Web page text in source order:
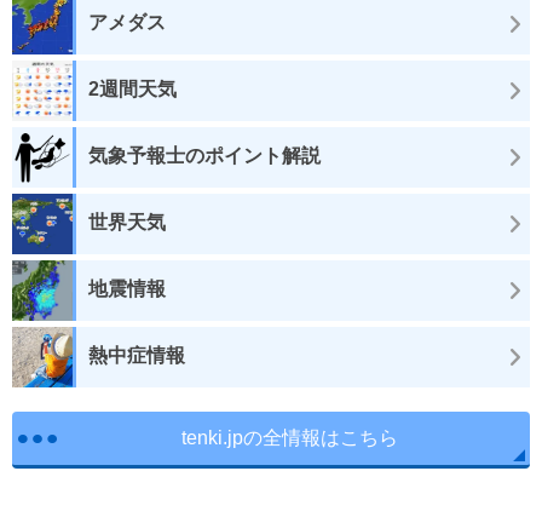
アメダス
2週間天気
気象予報士のポイント解説
世界天気
地震情報
熱中症情報
tenki.jpの全情報はこちら